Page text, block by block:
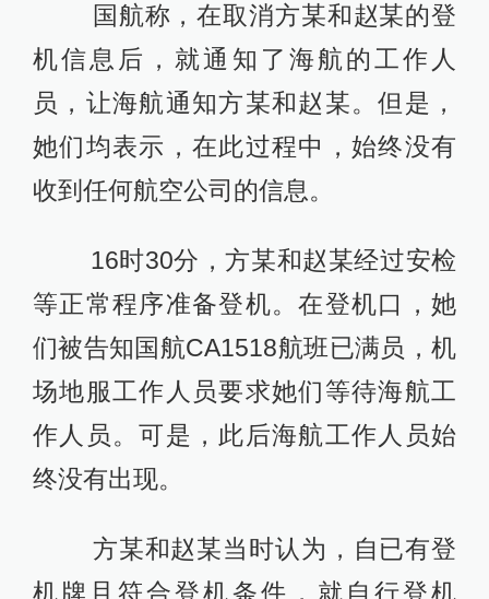
国航称，在取消方某和赵某的登
机信息后，就通知了海航的工作人
员，让海航通知方某和赵某。但是，
她们均表示，在此过程中，始终没有
收到任何航空公司的信息。
16时30分，方某和赵某经过安检
等正常程序准备登机。在登机口，她
们被告知国航CA1518航班已满员，机
场地服工作人员要求她们等待海航工
作人员。可是，此后海航工作人员始
终没有出现。
方某和赵某当时认为，自已有登
机牌且符合登机条件，就自行登机